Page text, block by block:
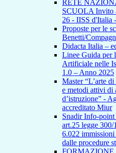
RETE
SCUOLA Invito
26 - IISS d'Italia
Proposte per le
Benetti/
Didacta Italia –
Linee Guida per
Artificiale nelle
1.0 – Anno 2025
Master “L’arte
e metodi attivi di
d’istruzione” -
accreditato Miur
Snadir Info-
art.25 legge
6.022 immissioni
dalle procedure